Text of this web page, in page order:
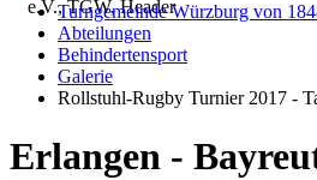
Turngemeinde Würzburg von
Abteilungen
Behindertensport
Galerie
Rollstuhl-Rugby Turnier 2017 -
Erlangen -